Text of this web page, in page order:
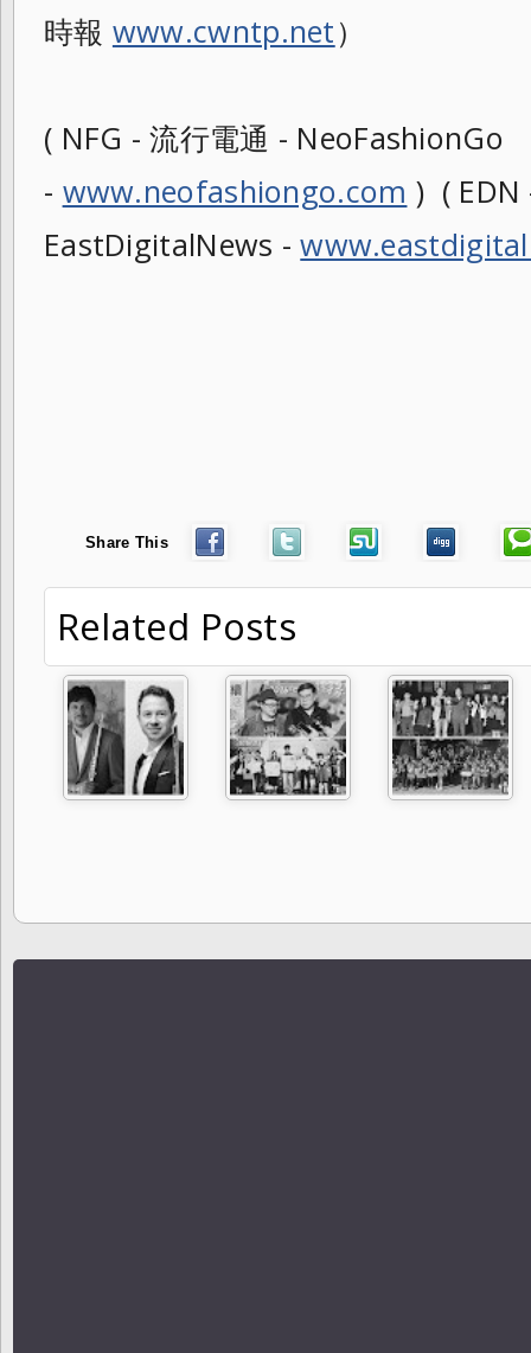
時報 www.cwntp.net）
( NFG - 流行電通 - NeoFashionGo
- www.neofashiongo.com ) ( EDN
EastDigitalNews -
Share This
Related Posts